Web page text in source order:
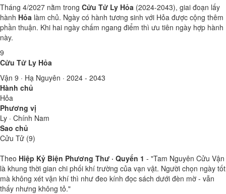
Tháng 4/2027 nằm trong Cửu Tử Ly Hỏa (2024-2043), giai đoạn lấy
hành Hỏa làm chủ. Ngày có hành tương sinh với Hỏa được cộng thêm
phần thuận. Khi hai ngày chấm ngang điểm thì ưu tiên ngày hợp hành
này.
9
Cửu Tử Ly Hỏa
Vận 9 · Hạ Nguyên · 2024 - 2043
Hành chủ
Hỏa
Phương vị
Ly · Chính Nam
Sao chủ
Cửu Tử (9)
Theo Hiệp Kỷ Biện Phương Thư · Quyển 1 - "Tam Nguyên Cửu Vận
là khung thời gian chi phối khí trường của vạn vật. Người chọn ngày tốt
mà không xét vận khí thì như đeo kính đọc sách dưới đèn mờ - vẫn
thấy nhưng không tỏ."